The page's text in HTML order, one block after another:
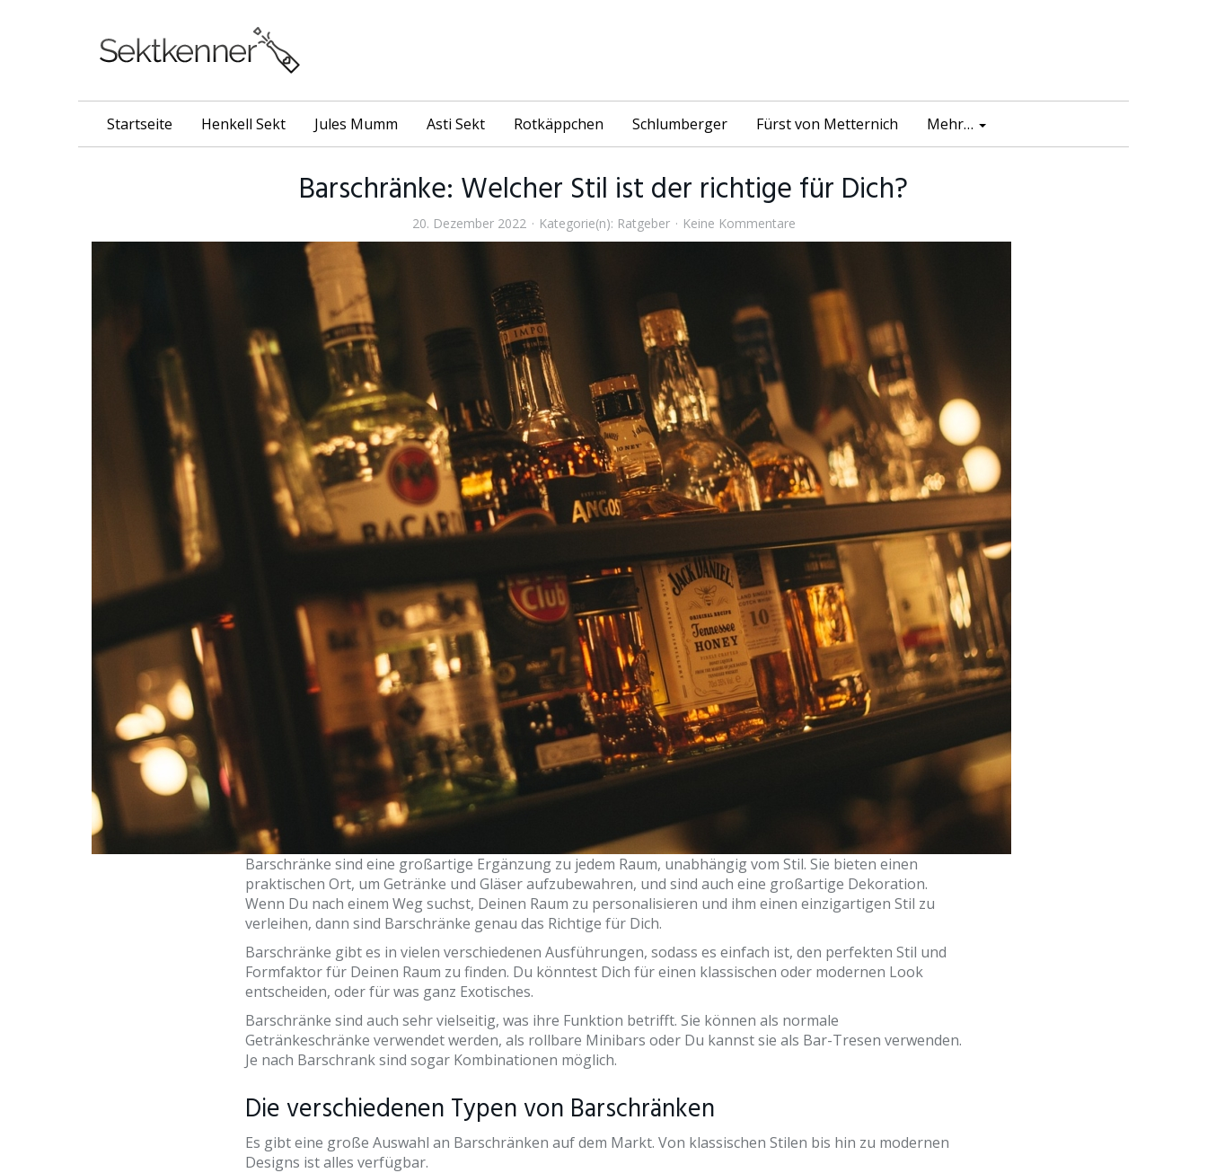
Startseite Henkell Sekt Jules Mumm Asti Sekt Rotkäppchen Schlumberger Fürst von Metternich Mehr…
Barschränke: Welcher Stil ist der richtige für Dich?
20. Dezember 2022 Kategorie(n): Ratgeber Keine Kommentare
Barschränke sind eine großartige Ergänzung zu jedem Raum, unabhängig vom Stil. Sie bieten einen
praktischen Ort, um Getränke und Gläser aufzubewahren, und sind auch eine großartige Dekoration.
Wenn Du nach einem Weg suchst, Deinen Raum zu personalisieren und ihm einen einzigartigen Stil zu
verleihen, dann sind Barschränke genau das Richtige für Dich.
Barschränke gibt es in vielen verschiedenen Ausführungen, sodass es einfach ist, den perfekten Stil und
Formfaktor für Deinen Raum zu finden. Du könntest Dich für einen klassischen oder modernen Look
entscheiden, oder für was ganz Exotisches.
Barschränke sind auch sehr vielseitig, was ihre Funktion betrifft. Sie können als normale
Getränkeschränke verwendet werden, als rollbare Minibars oder Du kannst sie als Bar-Tresen verwenden.
Je nach Barschrank sind sogar Kombinationen möglich.
Die verschiedenen Typen von Barschränken
Es gibt eine große Auswahl an Barschränken auf dem Markt. Von klassischen Stilen bis hin zu modernen
Designs ist alles verfügbar.